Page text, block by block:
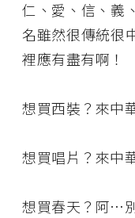
仁、愛、信、義
名雖然很傳統很
裡應有盡有啊！
想買西裝？來中
想買唱片？來中
想買春天？阿…